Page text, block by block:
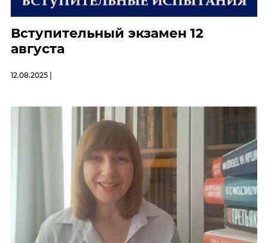
Вступительный экзамен 12
августа
12.08.2025 |